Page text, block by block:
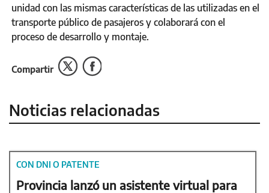
unidad con las mismas características de las utilizadas en el
transporte público de pasajeros y colaborará con el
proceso de desarrollo y montaje.
Compartir
Noticias relacionadas
CON DNI O PATENTE
Provincia lanzó un asistente virtual para